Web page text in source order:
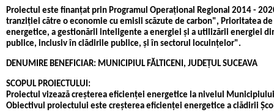
Proiectul este finanţat prin Programul Operaţional Regional 2014 -
tranziţiei către o economie cu emisii scăzute de carbon", Prioritatea
energetice, a gestionării inteligente a energiei şi a utilizării energiei
publice, inclusiv în clădirile publice, şi în sectorul locuinţelor".
DENUMIRE BENEFICIAR: MUNICIPIUL FĂLTICENI, JUDEŢUL SUCEAVA
SCOPUL PROIECTULUI:
Proiectul vizează creşterea eficienţei energetice la nivelul
Obiectivul proiectului este creşterea eficienţei energetice a clădirii